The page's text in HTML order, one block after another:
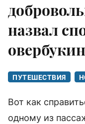
назвал
ПУТЕШЕСТВИЯ
Вот как
одному из